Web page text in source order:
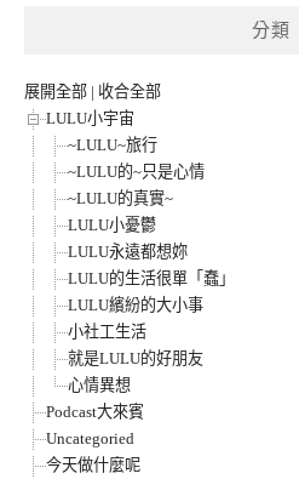
分類
展開全部 | 收合全部
LULU小宇宙
~LULU~旅行
~LULU的~只是心情
~LULU的真實~
LULU小憂鬱
LULU永遠都想妳
LULU的生活很單「蠢」
LULU繽紛的大小事
小社工生活
就是LULU的好朋友
心情異想
Podcast大來賓
Uncategoried
今天做什麼呢